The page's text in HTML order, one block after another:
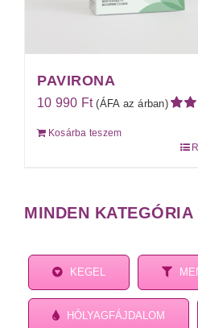
PAVIRONA
10 990 Ft (ÁFA az árban)
Kosárba teszem
MINDEN KATEGÓRIA
KEGEL
HÓLYAGFÁJDALOM